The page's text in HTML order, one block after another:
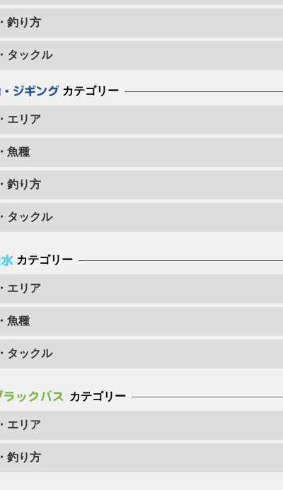
・釣り方
・タックル
カテゴリー
・エリア
・魚種
・釣り方
・タックル
カテゴリー
・エリア
・魚種
・タックル
カテゴリー
・エリア
・釣り方